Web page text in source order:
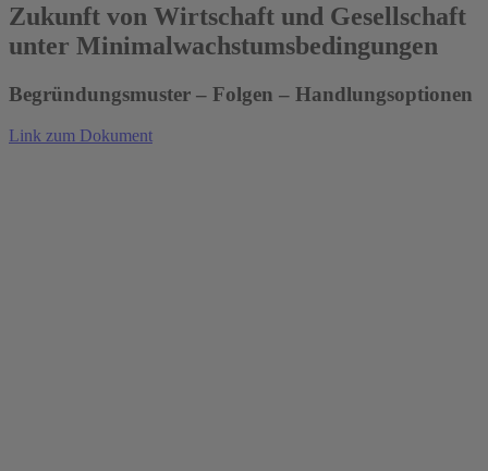
Zukunft von Wirtschaft und Gesellschaft
unter Minimalwachstumsbedingungen
Begründungsmuster – Folgen – Handlungsoptionen
Link zum Dokument